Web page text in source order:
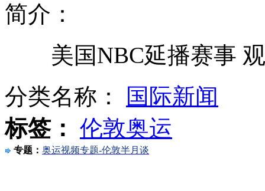
电视收视率黑幕:五千万进十强
醉汉赛场扔酒瓶 被柔道女将暴打
简介：
美国NBC延播赛事 观
分类名称：
国际新闻
标签： 伦敦奥运
专题： 奥运视频专题-伦敦半月谈